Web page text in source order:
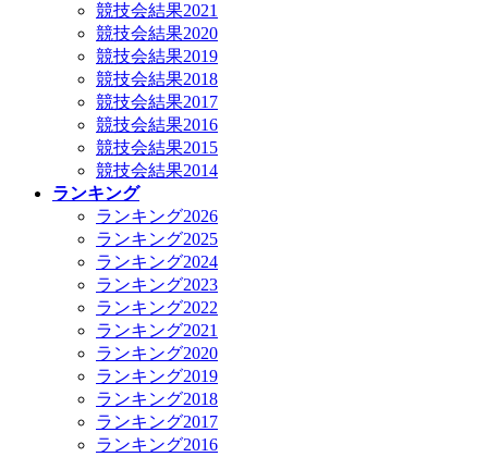
競技会結果2021
競技会結果2020
競技会結果2019
競技会結果2018
競技会結果2017
競技会結果2016
競技会結果2015
競技会結果2014
ランキング
ランキング2026
ランキング2025
ランキング2024
ランキング2023
ランキング2022
ランキング2021
ランキング2020
ランキング2019
ランキング2018
ランキング2017
ランキング2016